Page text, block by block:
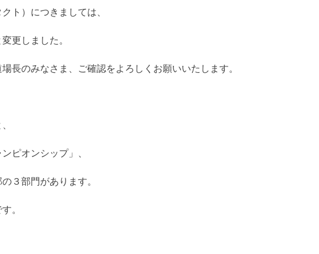
ト）につきましては、
更しました。
長のみなさま、ご確認をよろしくお願いいたします。
ピオンシップ」、
３部門があります。
。